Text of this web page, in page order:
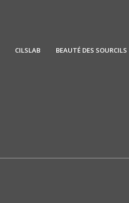
CILSLAB BEAUTÉ DES SOURCILS